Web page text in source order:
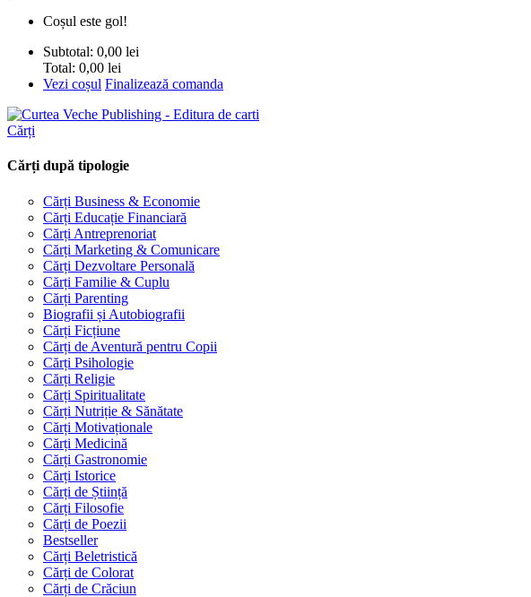
Coșul este gol!
Subtotal: 0,00 lei
Total: 0,00 lei
Vezi coșul Finalizează comanda
Cărți
Cărți după tipologie
Cărți Business & Economie
Cărți Educație Financiară
Cărți Antreprenoriat
Cărți Marketing & Comunicare
Cărți Dezvoltare Personală
Cărți Familie & Cuplu
Cărți Parenting
Biografii și Autobiografii
Cărți Ficțiune
Cărți de Aventură pentru Copii
Cărți Psihologie
Cărți Religie
Cărți Spiritualitate
Cărți Nutriție & Sănătate
Cărți Motivaționale
Cărți Medicină
Cărți Gastronomie
Cărți Istorice
Cărți de Știință
Cărți Filosofie
Cărți de Poezii
Bestseller
Cărți Beletristică
Cărți de Colorat
Cărți de Crăciun